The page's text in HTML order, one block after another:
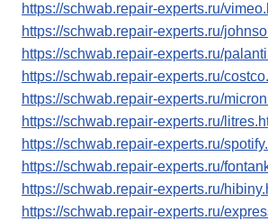
https://schwab.repair-experts.ru/
https://schwab.repair-experts.ru/
https://schwab.repair-experts.ru/
https://schwab.repair-experts.ru/
https://schwab.repair-experts.ru/
https://schwab.repair-experts.ru/
https://schwab.repair-experts.ru/
https://schwab.repair-experts.ru/
https://schwab.repair-experts.ru/
https://schwab.repair-experts.ru/